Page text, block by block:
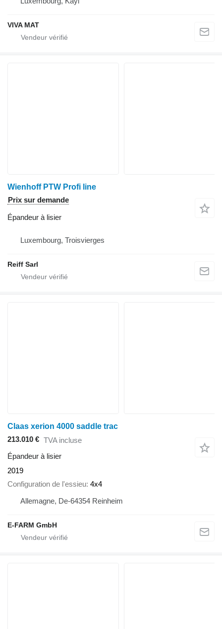
VIVA MAT
Wienhoff PTW Profi line
Prix sur demande
Épandeur à lisier
Luxembourg, Troisvierges
Reiff Sarl
Claas xerion 4000 saddle trac
213.010 € TVA incluse
Épandeur à lisier
2019
Configuration de l'essieu 4x4
Allemagne, De-64354 Reinheim
E-FARM GmbH